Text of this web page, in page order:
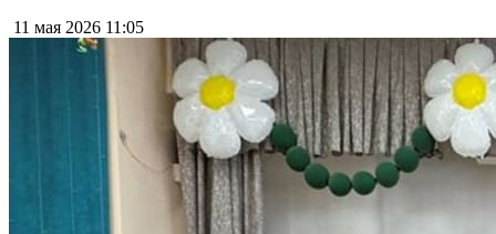
11 мая 2026 11:05